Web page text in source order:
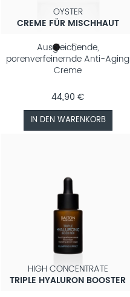
OYSTER
CREME FÜR MISCHHAUT
Ausgleichende,
porenverfeinernde Anti-Aging
Creme
44,90 €
IN DEN WARENKORB
HIGH CONCENTRATE
TRIPLE HYALURON BOOSTER